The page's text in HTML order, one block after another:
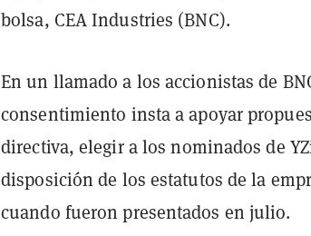
bolsa, CEA Industries (BNC).
En un llamado a los accionistas de
consentimiento insta a apoyar
directiva, elegir a los nominados de
disposición de los estatutos de la
cuando fueron presentados en julio.